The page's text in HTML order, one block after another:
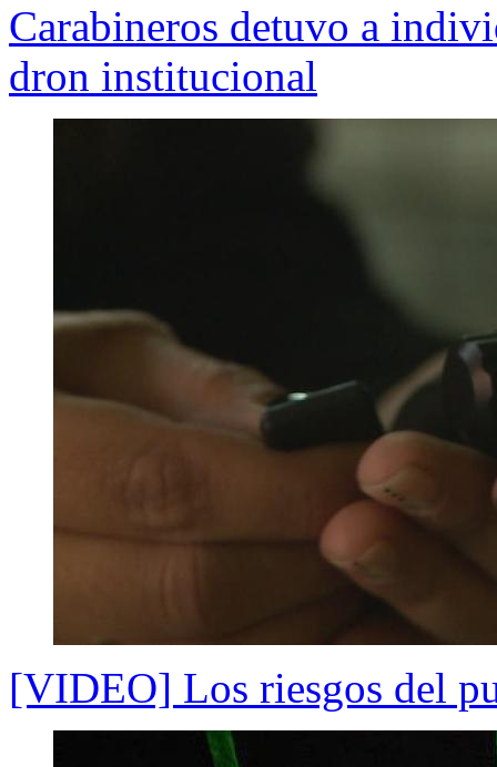
Carabineros detuvo a
dron institucional
[VIDEO] Los riesgos del